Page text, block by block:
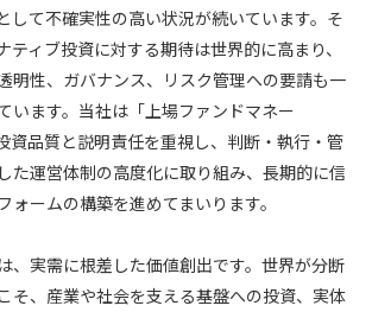
して不確実性の高い状況が続いています。そ
ティブ投資に対する期待は世界的に高まり、
明性、ガバナンス、リスク管理への要請も一
います。当社は「上場ファンドマネー
資品質と説明責任を重視し、判断・執行・管
た運営体制の高度化に取り組み、長期的に信
ォームの構築を進めてまいります。
、実需に根差した価値創出です。世界が分断
そ、産業や社会を支える基盤への投資、実体